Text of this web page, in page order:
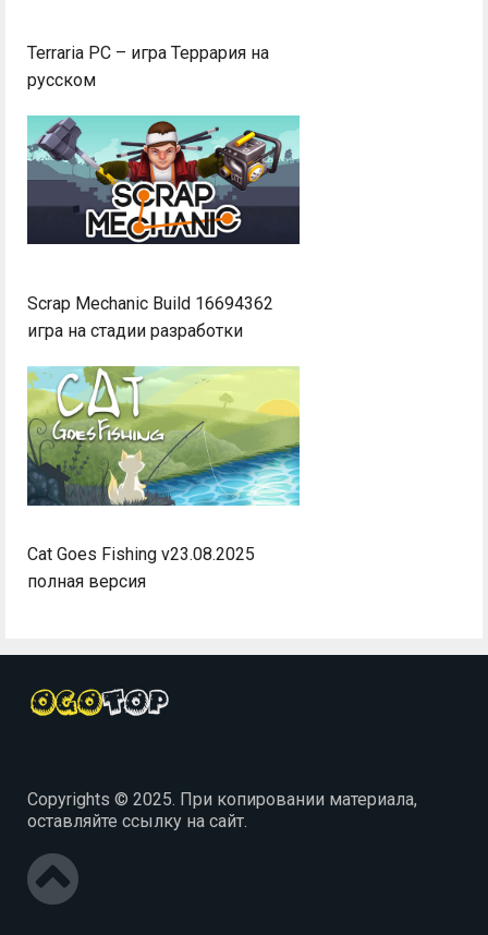
Terraria PC – игра Террария на
русском
Scrap Mechanic Build 16694362
игра на стадии разработки
Cat Goes Fishing v23.08.2025
полная версия
Copyrights © 2025. При копировании материала,
оставляйте ссылку на сайт.